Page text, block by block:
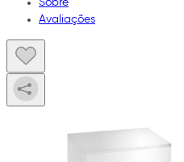
Sobre
Avaliações